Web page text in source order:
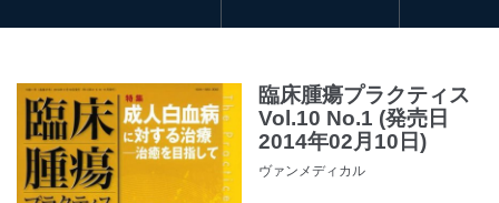
臨床腫瘍プラクティス
Vol.10 No.1 (発売日
2014年02月10日)
ヴァンメディカル